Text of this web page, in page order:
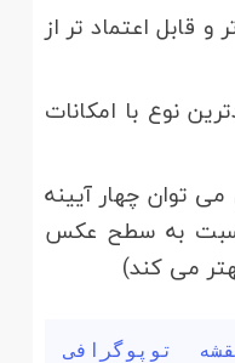
قابل اعتماد تر از
نوع با امکانات
توان چهار آیینه
۴۵ درجه نسبت به سطح عکس
می کند)
توپوگرافی